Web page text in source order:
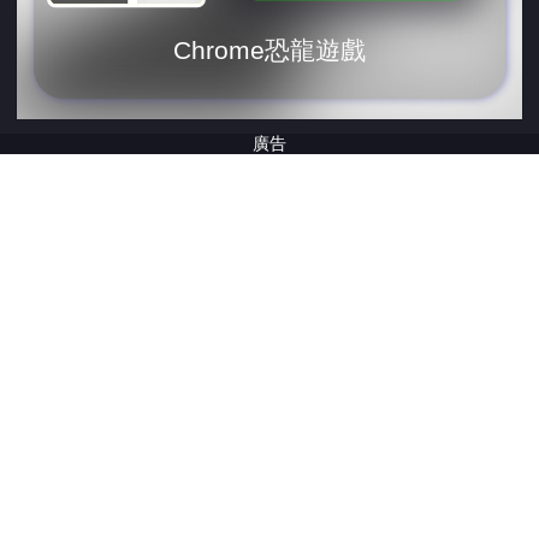
Chrome恐龍遊戲
廣告